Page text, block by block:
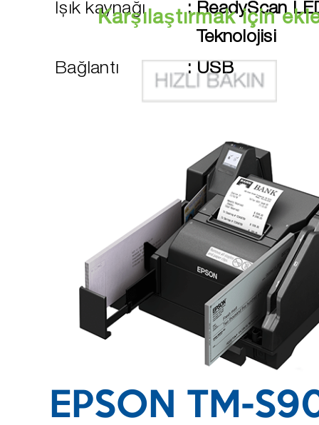
Işık kaynağı
: ReadyScan
Teknolojisi
Bağlantı
: USB
Karşılaştırmak için
EPSON TM-